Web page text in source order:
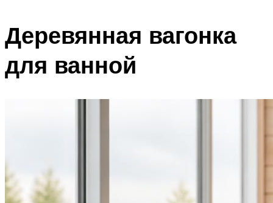
Деревянная вагонка
для ванной